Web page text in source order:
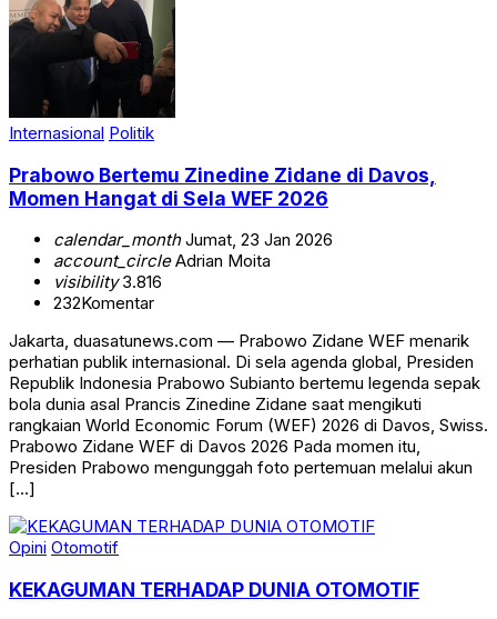
Internasional Politik
Prabowo Bertemu Zinedine Zidane di Davos,
Momen Hangat di Sela WEF 2026
calendar_monthJumat, 23 Jan 2026
account_circleAdrian Moita
visibility3.816
232Komentar
Jakarta, duasatunews.com — Prabowo Zidane WEF menarik
perhatian publik internasional. Di sela agenda global, Presiden
Republik Indonesia Prabowo Subianto bertemu legenda sepak
bola dunia asal Prancis Zinedine Zidane saat mengikuti
rangkaian World Economic Forum (WEF) 2026 di Davos, Swiss.
Prabowo Zidane WEF di Davos 2026 Pada momen itu,
Presiden Prabowo mengunggah foto pertemuan melalui akun
[…]
Opini Otomotif
KEKAGUMAN TERHADAP DUNIA OTOMOTIF